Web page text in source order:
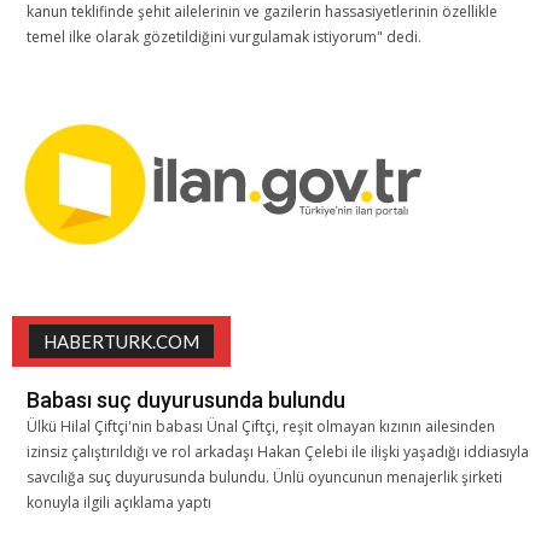
kanun teklifinde şehit ailelerinin ve gazilerin hassasiyetlerinin özellikle
temel ilke olarak gözetildiğini vurgulamak istiyorum" dedi.
HABERTURK.COM
Babası suç duyurusunda bulundu
Ülkü Hilal Çiftçi'nin babası Ünal Çiftçi, reşit olmayan kızının ailesinden
izinsiz çalıştırıldığı ve rol arkadaşı Hakan Çelebi ile ilişki yaşadığı iddiasıyla
savcılığa suç duyurusunda bulundu. Ünlü oyuncunun menajerlik şirketi
konuyla ilgili açıklama yaptı